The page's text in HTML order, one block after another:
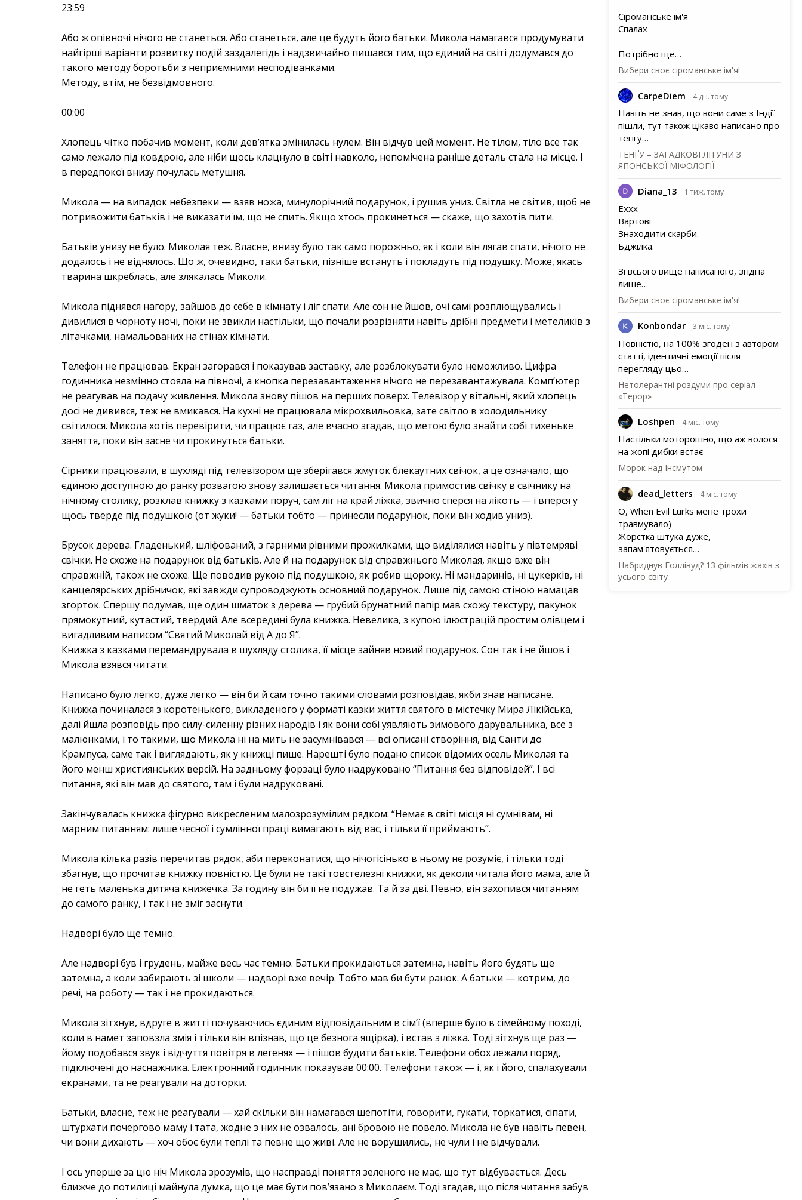
23:59
Або ж опівночі нічого не станеться. Або станеться, але це будуть його батьки. Микола намагався продумувати
найгірші варіанти розвитку подій заздалегідь і надзвичайно пишався тим, що єдиний на світі додумався до
такого методу боротьби з неприємними несподіванками.
Методу, втім, не безвідмовного.
00:00
Хлопець чітко побачив момент, коли дев’ятка змінилась нулем. Він відчув цей момент. Не тілом, тіло все так
само лежало під ковдрою, але ніби щось клацнуло в світі навколо, непомічена раніше деталь стала на місце. І
в передпокої внизу почулась метушня.
Микола — на випадок небезпеки — взяв ножа, минулорічний подарунок, і рушив униз. Світла не світив, щоб не
потривожити батьків і не виказати їм, що не спить. Якщо хтось прокинеться — скаже, що захотів пити.
Батьків унизу не було. Миколая теж. Власне, внизу було так само порожньо, як і коли він лягав спати, нічого не
додалось і не віднялось. Що ж, очевидно, таки батьки, пізніше встануть і покладуть під подушку. Може, якась
тварина шкреблась, але злякалась Миколи.
Микола піднявся нагору, зайшов до себе в кімнату і ліг спати. Але сон не йшов, очі самі розплющувались і
дивилися в чорноту ночі, поки не звикли настільки, що почали розрізняти навіть дрібні предмети і метеликів з
літачками, намальованих на стінах кімнати.
Телефон не працював. Екран загорався і показував заставку, але розблокувати було неможливо. Цифра
годинника незмінно стояла на півночі, а кнопка перезавантаження нічого не перезавантажувала. Комп’ютер
не реагував на подачу живлення. Микола знову пішов на перших поверх. Телевізор у вітальні, який хлопець
досі не дивився, теж не вмикався. На кухні не працювала мікрохвильовка, зате світло в холодильнику
світилося. Микола хотів перевірити, чи працює газ, але вчасно згадав, що метою було знайти собі тихеньке
заняття, поки він засне чи прокинуться батьки.
Сірники працювали, в шухляді під телевізором ще зберігався жмуток блекаутних свічок, а це означало, що
єдиною доступною до ранку розвагою знову залишається читання. Микола примостив свічку в свічнику на
нічному столику, розклав книжку з казками поруч, сам ліг на край ліжка, звично сперся на лікоть — і вперся у
щось тверде під подушкою (от жуки! — батьки тобто — принесли подарунок, поки він ходив униз).
Брусок дерева. Гладенький, шліфований, з гарними рівними прожилками, що виділялися навіть у півтемряві
свічки. Не схоже на подарунок від батьків. Але й на подарунок від справжнього Миколая, якщо вже він
справжній, також не схоже. Ще поводив рукою під подушкою, як робив щороку. Ні мандаринів, ні цукерків, ні
канцелярських дрібничок, які завжди супроводжують основний подарунок. Лише під самою стіною намацав
згорток. Спершу подумав, ще один шматок з дерева — грубий брунатний папір мав схожу текстуру, пакунок
прямокутний, кутастий, твердий. Але всередині була книжка. Невелика, з купою ілюстрацій простим олівцем і
вигадливим написом “Святий Миколай від А до Я”.
Книжка з казками перемандрувала в шухляду столика, її місце зайняв новий подарунок. Сон так і не йшов і
Микола взявся читати.
Написано було легко, дуже легко — він би й сам точно такими словами розповідав, якби знав написане.
Книжка починалася з коротенького, викладеного у форматі казки життя святого в містечку Мира Лікійська,
далі йшла розповідь про силу-силенну різних народів і як вони собі уявляють зимового дарувальника, все з
малюнками, і то такими, що Микола ні на мить не засумнівався — всі описані створіння, від Санти до
Крампуса, саме так і виглядають, як у книжці пише. Нарешті було подано список відомих осель Миколая та
його менш християнських версій. На задньому форзаці було надруковано “Питання без відповідей”. І всі
питання, які він мав до святого, там і були надруковані.
Закінчувалась книжка фігурно викресленим малозрозумілим рядком: “Немає в світі місця ні сумнівам, ні
марним питанням: лише чесної і сумлінної праці вимагають від вас, і тільки її приймають”.
Микола кілька разів перечитав рядок, аби переконатися, що нічогісінько в ньому не розуміє, і тільки тоді
збагнув, що прочитав книжку повністю. Це були не такі товстелезні книжки, як деколи читала його мама, але й
не геть маленька дитяча книжечка. За годину він би її не подужав. Та й за дві. Певно, він захопився читанням
до самого ранку, і так і не зміг заснути.
Надворі було ще темно.
Але надворі був і грудень, майже весь час темно. Батьки прокидаються затемна, навіть його будять ще
затемна, а коли забирають зі школи — надворі вже вечір. Тобто мав би бути ранок. А батьки — котрим, до
речі, на роботу — так і не прокидаються.
Микола зітхнув, вдруге в житті почуваючись єдиним відповідальним в сім’ї (вперше було в сімейному поході,
коли в намет заповзла змія і тільки він впізнав, що це безнога ящірка), і встав з ліжка. Тоді зітхнув ще раз —
йому подобався звук і відчуття повітря в легенях — і пішов будити батьків. Телефони обох лежали поряд,
підключені до наснажника. Електронний годинник показував 00:00. Телефони також — і, як і його, спалахували
екранами, та не реагували на доторки.
Батьки, власне, теж не реагували — хай скільки він намагався шепотіти, говорити, гукати, торкатися, сіпати,
штурхати почергово маму і тата, жодне з них не озвалось, ані бровою не повело. Микола не був навіть певен,
чи вони дихають — хоч обоє були теплі та певне що живі. Але не ворушились, не чули і не відчували.
І ось уперше за цю ніч Микола зрозумів, що насправді поняття зеленого не має, що тут відбувається. Десь
ближче до потилиці майнула думка, що це має бути пов’язано з Миколаєм. Тоді згадав, що після читання забув
Сіроманське ім'я
Спалах
Потрібно ще…
Вибери своє сіроманське ім'я!
CarpeDiem 4 дн. тому
Навіть не знав, що вони саме з Індії
пішли, тут також цікаво написано про
тенгу…
ТЕНҐУ – ЗАГАДКОВІ ЛІТУНИ З
ЯПОНСЬКОЇ МІФОЛОГІЇ
Diana_13 1 тиж. тому
Еххх
Вартові
Знаходити скарби.
Бджілка.
Зі всього вище написаного, згідна
лише…
Вибери своє сіроманське ім'я!
Konbondar 3 міс. тому
Повністю, на 100% згоден з автором
статті, ідентичні емоції після
перегляду цьо…
Нетолерантні роздуми про серіал
«Терор»
Loshpen 4 міс. тому
Настільки моторошно, що аж волося
на жопі дибки встає
Морок над Інсмутом
dead_letters 4 міс. тому
О, When Evil Lurks мене трохи
травмувало)
Жорстка штука дуже,
запам'ятовується…
Набриднув Голлівуд? 13 фільмів жахів з
усього світу